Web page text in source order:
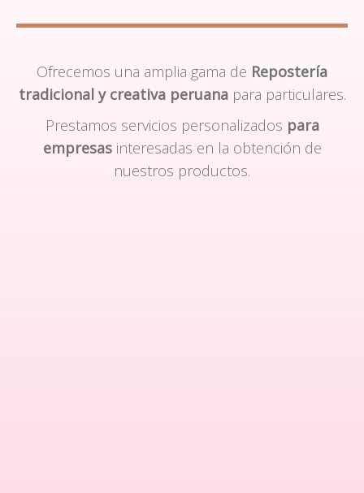
Ofrecemos una amplia gama de Repostería
tradicional y creativa peruanapara particulares.
Prestamos servicios personalizados para
empresasinteresadas en la obtención de
nuestros productos.